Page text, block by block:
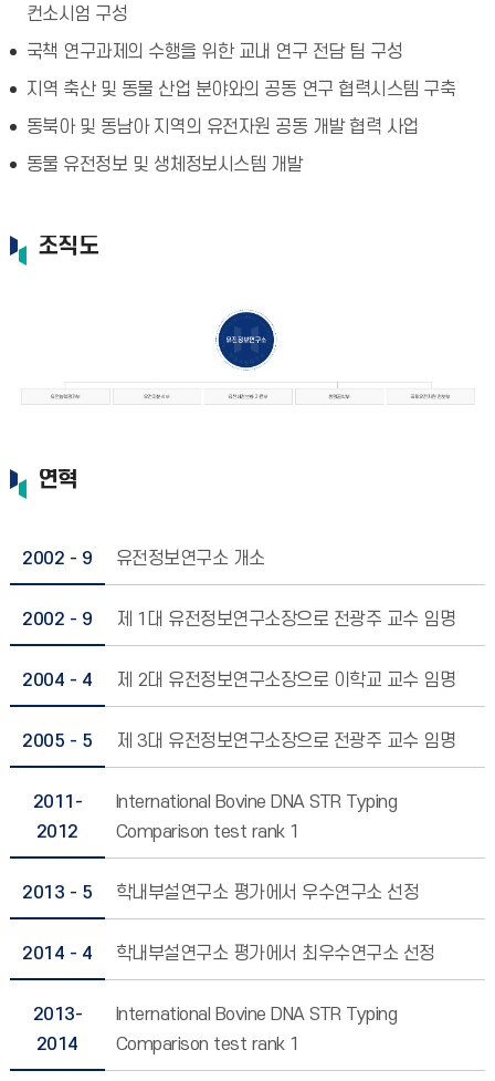
컨소시엄 구성
국책 연구과제의 수행을 위한 교내 연구 전담 팀 구성
지역 축산 및 동물 산업 분야와의 공동 연구 협력시스템 구축
동북아 및 동남아 지역의 유전자원 공동 개발 협력 사업
동물 유전정보 및 생체정보시스템 개발
조직도
연혁
2002 - 9 유전정보연구소 개소
2002 - 9 제 1대 유전정보연구소장으로 전광주 교수 임명
2004 - 4 제 2대 유전정보연구소장으로 이학교 교수 임명
2005 - 5 제 3대 유전정보연구소장으로 전광주 교수 임명
2011-
2012
International Bovine DNA STR Typing
Comparison test rank 1
2013 - 5 학내부설연구소 평가에서 우수연구소 선정
2014 - 4 학내부설연구소 평가에서 최우수연구소 선정
2013-
2014
International Bovine DNA STR Typing
Comparison test rank 1